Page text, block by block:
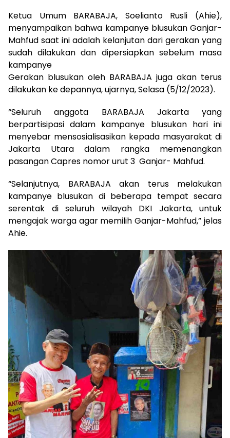
Ketua Umum BARABAJA, Soelianto Rusli (Ahie),
menyampaikan bahwa kampanye blusukan Ganjar-
Mahfud saat ini adalah kelanjutan dari gerakan yang
sudah dilakukan dan dipersiapkan sebelum masa
kampanye
Gerakan blusukan oleh BARABAJA juga akan terus
dilakukan ke depannya, ujarnya, Selasa (5/12/2023).
“Seluruh anggota BARABAJA Jakarta yang
berpartisipasi dalam kampanye blusukan hari ini
menyebar mensosialisasikan kepada masyarakat di
Jakarta Utara dalam rangka memenangkan
pasangan Capres nomor urut 3 Ganjar- Mahfud.
“Selanjutnya, BARABAJA akan terus melakukan
kampanye blusukan di beberapa tempat secara
serentak di seluruh wilayah DKI Jakarta, untuk
mengajak warga agar memilih Ganjar-Mahfud,” jelas
Ahie.